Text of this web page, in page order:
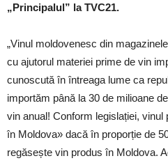
„Principalul” la TVC21.
„Vinul moldovenesc din
cu ajutorul materiei prime de vin
cunoscută în întreaga lume ca
importăm până la 30 de milioane
vin anual! Conform legislației,
în Moldova» dacă în proporție de
regăsește vin produs în Moldova.